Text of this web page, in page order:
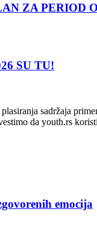
ZA PERIOD
SU TU!
sadržaja
da youth.rs
emocija